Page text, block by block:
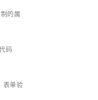
的属
码
表单验